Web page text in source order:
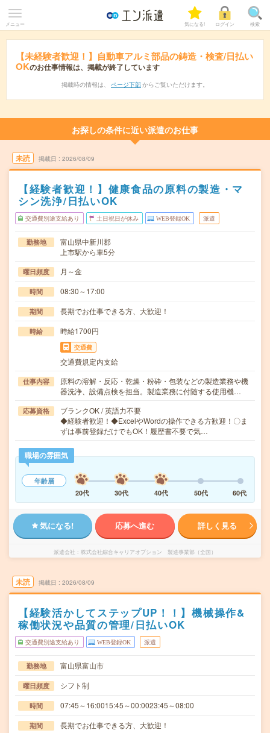
メニュー 気になる! ログイン 検索
【未経験者歓迎！】自動車アルミ部品の鋳造・検査/日払い
OKのお仕事情報は、掲載が終了しています
掲載時の情報は、 ページ下部 からご覧いただけます。
お探しの条件に近い派遣のお仕事
未読 掲載日 2026/08/09
【経験者歓迎！】健康食品の原料の製造・マ
シン洗浄/日払いOK
交通費別途支給あり 土日祝日が休み WEB登録OK 派遣
勤務地
富山県中新川郡
上市駅から車5分
曜日頻度 月～金
時間 08:30～17:00
期間 長期でお仕事できる方、大歓迎！
時給 時給1700円
交通費
交通費規定内支給
仕事内容
原料の溶解・反応・乾燥・粉砕・包装などの製造業務や機
器洗浄、設備点検を担当。製造業務に付随する使用機…
応募資格
ブランクOK / 英語力不要
◆経験者歓迎！◆ExcelやWordの操作できる方歓迎！〇ま
ずは事前登録だけでもOK！履歴書不要で気…
職場の雰囲気
年齢層
20代
30代 40代 50代 60代
気になる! 応募へ進む 詳しく見る
派遣会社 株式会社綜合キャリアオプション 製造事業部（全国）
未読 掲載日 2026/08/09
【経験活かしてステップUP！！】機械操作&
稼働状況や品質の管理/日払いOK
交通費別途支給あり WEB登録OK 派遣
勤務地 富山県富山市
曜日頻度 シフト制
時間 07:45～16:0015:45～00:0023:45～08:00
期間 長期でお仕事できる方、大歓迎！